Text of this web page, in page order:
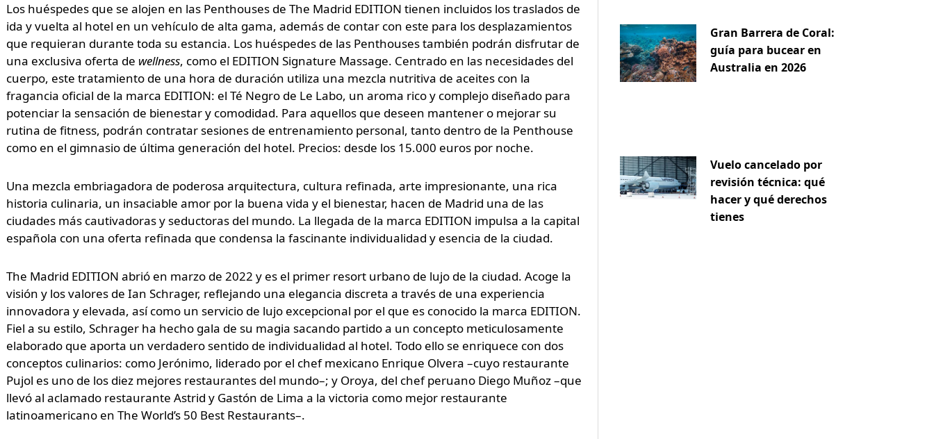
Los huéspedes que se alojen en las Penthouses de The Madrid EDITION tienen incluidos los traslados de
ida y vuelta al hotel en un vehículo de alta gama, además de contar con este para los desplazamientos
que requieran durante toda su estancia. Los huéspedes de las Penthouses también podrán disfrutar de
una exclusiva oferta de wellness, como el EDITION Signature Massage. Centrado en las necesidades del
cuerpo, este tratamiento de una hora de duración utiliza una mezcla nutritiva de aceites con la
fragancia oficial de la marca EDITION: el Té Negro de Le Labo, un aroma rico y complejo diseñado para
potenciar la sensación de bienestar y comodidad. Para aquellos que deseen mantener o mejorar su
rutina de fitness, podrán contratar sesiones de entrenamiento personal, tanto dentro de la Penthouse
como en el gimnasio de última generación del hotel. Precios: desde los 15.000 euros por noche.
Una mezcla embriagadora de poderosa arquitectura, cultura refinada, arte impresionante, una rica
historia culinaria, un insaciable amor por la buena vida y el bienestar, hacen de Madrid una de las
ciudades más cautivadoras y seductoras del mundo. La llegada de la marca EDITION impulsa a la capital
española con una oferta refinada que condensa la fascinante individualidad y esencia de la ciudad.
The Madrid EDITION abrió en marzo de 2022 y es el primer resort urbano de lujo de la ciudad. Acoge la
visión y los valores de Ian Schrager, reflejando una elegancia discreta a través de una experiencia
innovadora y elevada, así como un servicio de lujo excepcional por el que es conocido la marca EDITION.
Fiel a su estilo, Schrager ha hecho gala de su magia sacando partido a un concepto meticulosamente
elaborado que aporta un verdadero sentido de individualidad al hotel. Todo ello se enriquece con dos
conceptos culinarios: como Jerónimo, liderado por el chef mexicano Enrique Olvera –cuyo restaurante
Pujol es uno de los diez mejores restaurantes del mundo–; y Oroya, del chef peruano Diego Muñoz –que
llevó al aclamado restaurante Astrid y Gastón de Lima a la victoria como mejor restaurante
latinoamericano en The World’s 50 Best Restaurants–.
Gran Barrera de Coral:
guía para bucear en
Australia en 2026
Vuelo cancelado por
revisión técnica: qué
hacer y qué derechos
tienes